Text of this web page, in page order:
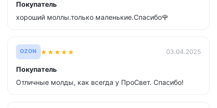
Покупатель
хороший моллы.только маленькие.Спасибо🌹
OZON ★★★★★ 03.04.2025
Покупатель
Отличные молды, как всегда у ПроСвет. Спасибо!